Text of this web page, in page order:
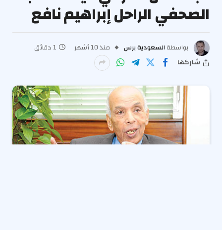
الصحفي الراحل إبراهيم نافع
بواسطة السعودية برس منذ 10 أشهر
1 دقائق
شاركها